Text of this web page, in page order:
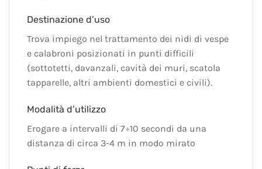
Destinazione d’uso
Trova impiego nel trattamento dei nidi di vespe
e calabroni posizionati in punti difficili
(sottotetti, davanzali, cavità dei muri, scatola
tapparelle, altri ambienti domestici e civili).
Modalità d’utilizzo
Erogare a intervalli di 7÷10 secondi da una
distanza di circa 3-4 m in modo mirato